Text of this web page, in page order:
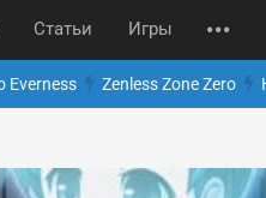
Статьи Игры
Everness Zenless Zone Zero